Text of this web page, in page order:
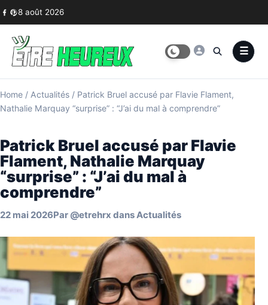
Skip to content
8 août 2026
Home / Actualités / Patrick Bruel accusé par Flavie Flament,
Nathalie Marquay “surprise” : “J’ai du mal à comprendre”
Patrick Bruel accusé par Flavie
Flament, Nathalie Marquay
“surprise” : “J’ai du mal à
comprendre”
22 mai 2026Par @etrehrx dansActualités